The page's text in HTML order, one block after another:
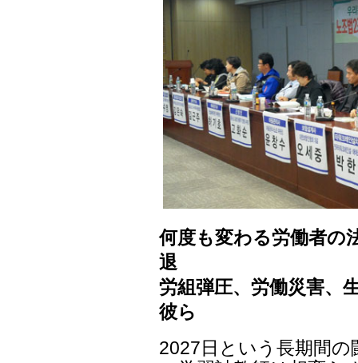
何度も変わる労働者の
退
労組弾圧、労働災害、
彼ら
2027日という長期間